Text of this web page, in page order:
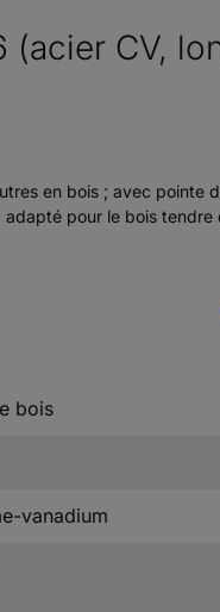
CV,
en bois ; avec
pour le bois tendre
bois
vanadium